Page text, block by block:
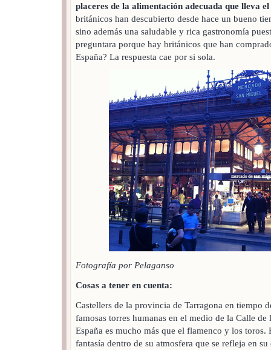
placeres de la alimentación adecuada que lleva el
británicos han descubierto desde hace un bueno
sino además una saludable y rica gastronomía
preguntara porque hay británicos que han
España? La respuesta cae por si sola.
Fotografía por Pelaganso
Cosas a tener en cuenta:
Castellers de la provincia de Tarragona en tiempo
famosas torres humanas en el medio de la Calle de
España es mucho más que el flamenco y los toros.
fantasía dentro de su atmosfera que se refleja en